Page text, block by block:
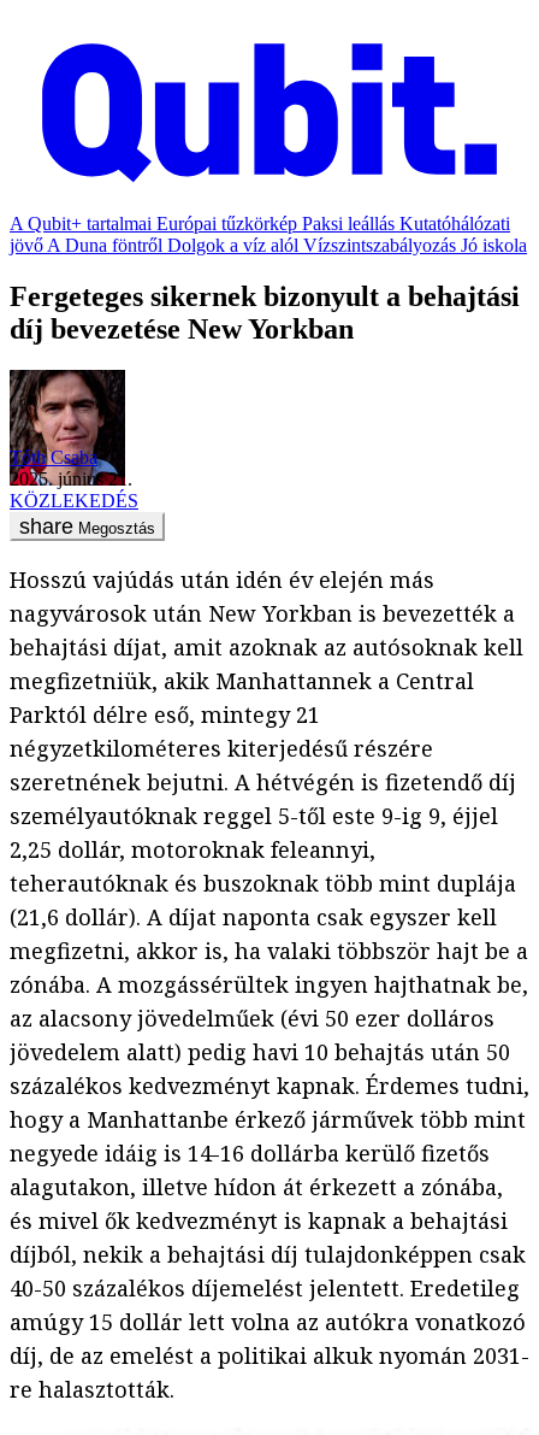
A Qubit+ tartalmai Európai tűzkörkép Paksi leállás Kutatóhálózati
jövő A Duna föntről Dolgok a víz alól Vízszintszabályozás Jó iskola
Fergeteges sikernek bizonyult a behajtási
díj bevezetése New Yorkban
Tóth Csaba
2025. június 21.
KÖZLEKEDÉS
Megosztás
Hosszú vajúdás után idén év elején más
nagyvárosok után New Yorkban is bevezették a
behajtási díjat, amit azoknak az autósoknak kell
megfizetniük, akik Manhattannek a Central
Parktól délre eső, mintegy 21
négyzetkilométeres kiterjedésű részére
szeretnének bejutni. A hétvégén is fizetendő díj
személyautóknak reggel 5-től este 9-ig 9, éjjel
2,25 dollár, motoroknak feleannyi,
teherautóknak és buszoknak több mint duplája
(21,6 dollár). A díjat naponta csak egyszer kell
megfizetni, akkor is, ha valaki többször hajt be a
zónába. A mozgássérültek ingyen hajthatnak be,
az alacsony jövedelműek (évi 50 ezer dolláros
jövedelem alatt) pedig havi 10 behajtás után 50
százalékos kedvezményt kapnak. Érdemes tudni,
hogy a Manhattanbe érkező járművek több mint
negyede idáig is 14-16 dollárba kerülő fizetős
alagutakon, illetve hídon át érkezett a zónába,
és mivel ők kedvezményt is kapnak a behajtási
díjból, nekik a behajtási díj tulajdonképpen csak
40-50 százalékos díjemelést jelentett. Eredetileg
amúgy 15 dollár lett volna az autókra vonatkozó
díj, de az emelést a politikai alkuk nyomán 2031-
re halasztották.